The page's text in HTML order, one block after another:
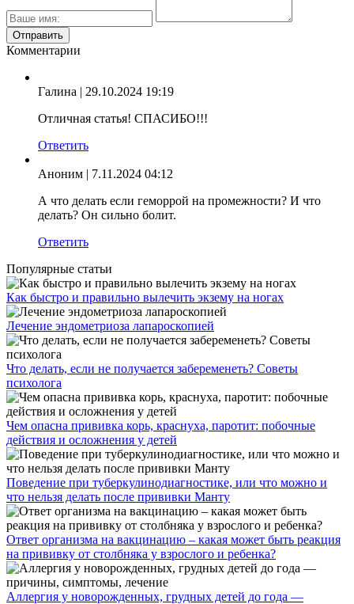
Комментарии
Галина | 29.10.2024 19:19
Отличная статья! СПАСИБО!!!
Ответить
Аноним | 7.11.2024 04:12
А что делать если геморрой на промежности? И что
делать? Он сильно болит.
Ответить
Популярные статьи
Как быстро и правильно вылечить экзему на ногах
Лечение эндометриоза лапароскопией
Что делать, если не получается забеременеть? Советы
психолога
Чем опасна прививка корь, краснуха, паротит: побочные
действия и осложнения у детей
Поведение при туберкулинодиагностике, или что можно и
что нельзя делать после прививки Манту
Ответ организма на вакцинацию – какая может быть реакция
на прививку от столбняка у взрослого и ребенка?
Аллергия у новорожденных, грудных детей до года —